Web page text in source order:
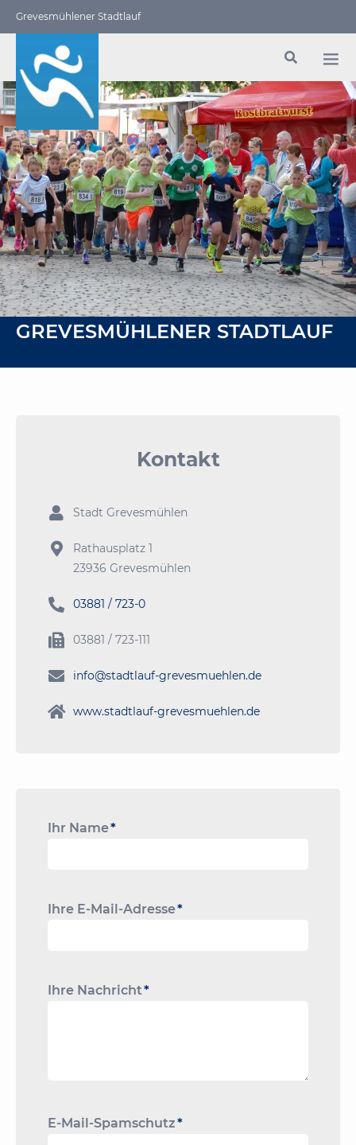
Grevesmühlener Stadtlauf
GREVESMÜHLENER STADTLAUF
Kontakt
 Stadt Grevesmühlen

Rathausplatz 1
23936 Grevesmühlen
 03881 / 723-0
 03881 / 723-111
 info@stadtlauf-grevesmuehlen.de
 www.stadtlauf-grevesmuehlen.de
Pflichtfeld
Ihr Name*
Pflichtfeld
Ihre E-Mail-Adresse*
Pflichtfeld
Ihre Nachricht*
Pflichtfeld
E-Mail-Spamschutz*